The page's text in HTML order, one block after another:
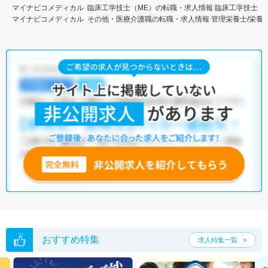
マイナビコメディカル 臨床工学技士（ME）の転職・求人情報 臨床工学技士（
マイナビコメディカル その他・医療介護職の転職・求人情報 管理栄養士/栄養
おすすめ特集 求人特集一覧